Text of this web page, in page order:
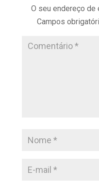
O seu endereço de
Campos